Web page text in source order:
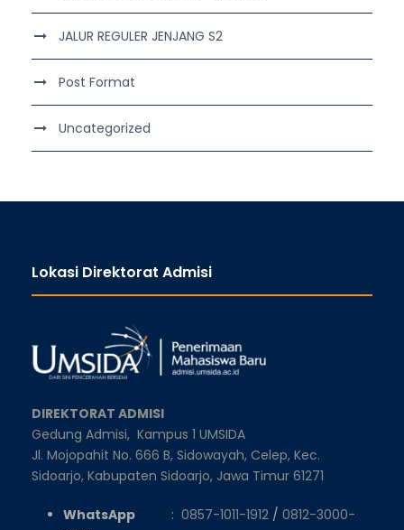
JALUR REGULER JENJANG S2
Post Format
Uncategorized
Lokasi Direktorat Admisi
DIREKTORAT ADMISI
Gedung Admisi, Kampus 1 UMSIDA
Jl. Mojopahit No. 666 B, Sidowayah, Celep, Kec.
Sidoarjo, Kabupaten Sidoarjo, Jawa Timur 61271
WhatsApp : 0857-1011-1912 / 0812-3000-